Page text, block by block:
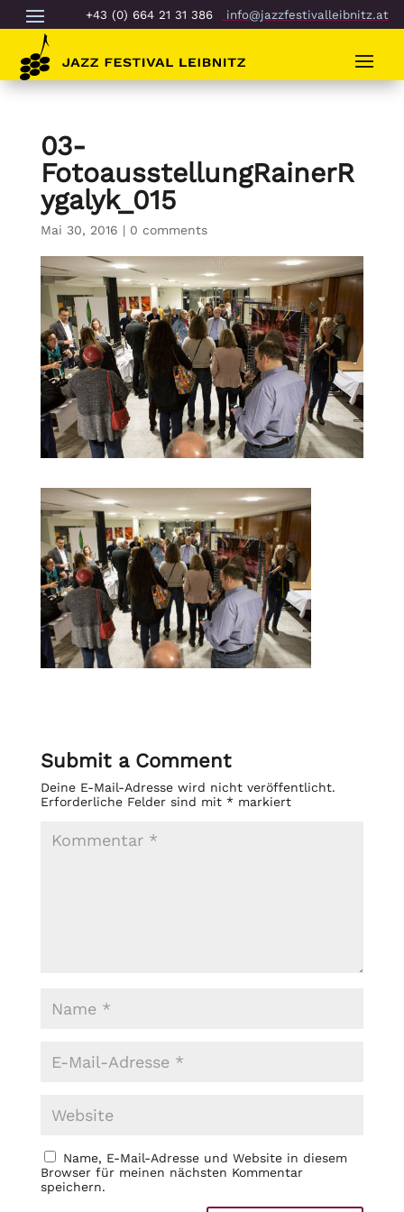
+43 (0) 664 21 31 386 info@jazzfestivalleibnitz.at
03-
FotoausstellungRainerR
ygalyk_015
Mai 30, 2016 | 0 comments
Submit a Comment
Deine E-Mail-Adresse wird nicht veröffentlicht.
Erforderliche Felder sind mit *markiert
Name, E-Mail-Adresse und Website in diesem
Browser für meinen nächsten Kommentar
speichern.